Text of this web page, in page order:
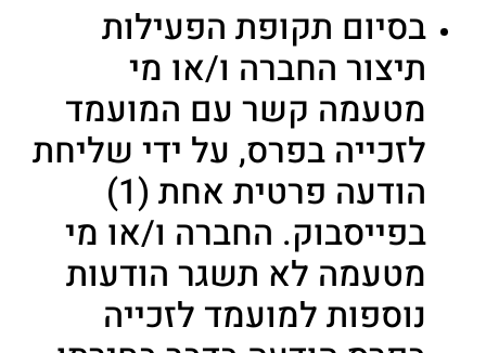
בסיום תקופת הפעילות
תיצור החברה ו/או מי
מטעמה קשר עם המועמד
לזכייה בפרס, על ידי שליחת
הודעה פרטית אחת (1)
בפייסבוק. החברה ו/או מי
מטעמה לא תשגר הודעות
נוספות למועמד לזכייה